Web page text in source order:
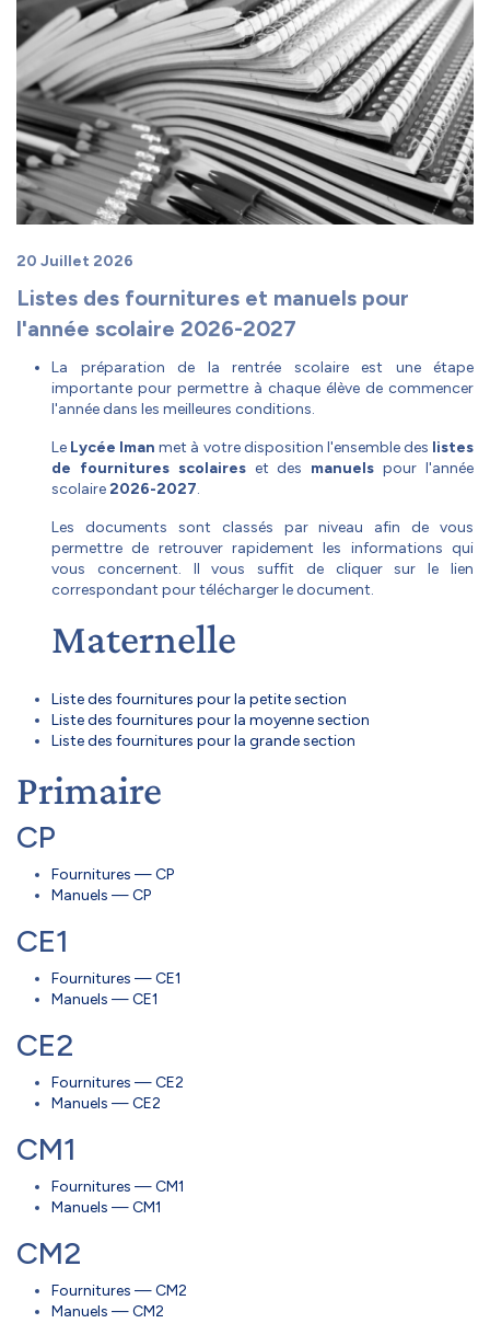
Listes des fournitures et manuels pour
l'année scolaire 2026-2027
20 Juillet 2026
La préparation de la rentrée scolaire est une étape
importante pour permettre à chaque élève de commencer
l'année dans les meilleures conditions.
Le Lycée Iman met à votre disposition l'ensemble des listes
de fournitures scolaireset des manuels pour l'année
scolaire2026-2027.
Les documents sont classés par niveau afin de vous
permettre de retrouver rapidement les informations qui
vous concernent. Il vous suffit de cliquer sur le lien
correspondant pour télécharger le document.
Maternelle
Liste des fournitures pour la petite section
Liste des fournitures pour la moyenne section
Liste des fournitures pour la grande section
Primaire
CP
Fournitures — CP
Manuels — CP
CE1
Fournitures — CE1
Manuels — CE1
CE2
Fournitures — CE2
Manuels — CE2
CM1
Fournitures — CM1
Manuels — CM1
CM2
Fournitures — CM2
Manuels — CM2